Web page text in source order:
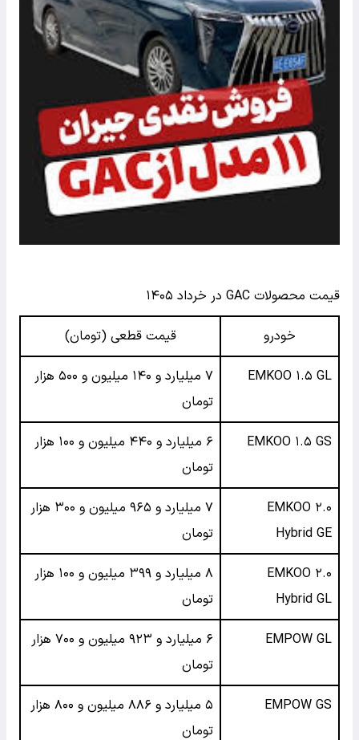
قیمت محصولات GAC در خرداد ۱۴۰۵
خودرو قیمت قطعی (تومان)
EMKOO ۱.۵ GL
۷ میلیارد و ۱۴۰ میلیون و ۵۰۰ هزار
تومان
EMKOO ۱.۵ GS
۶ میلیارد و ۴۴۰ میلیون و ۱۰۰ هزار
تومان
EMKOO ۲.۰
Hybrid GE
۷ میلیارد و ۹۶۵ میلیون و ۳۰۰ هزار
تومان
EMKOO ۲.۰
Hybrid GL
۸ میلیارد و ۳۹۹ میلیون و ۱۰۰ هزار
تومان
EMPOW GL
۶ میلیارد و ۹۲۳ میلیون و ۷۰۰ هزار
تومان
EMPOW GS
۵ میلیارد و ۸۸۶ میلیون و ۸۰۰ هزار
تومان